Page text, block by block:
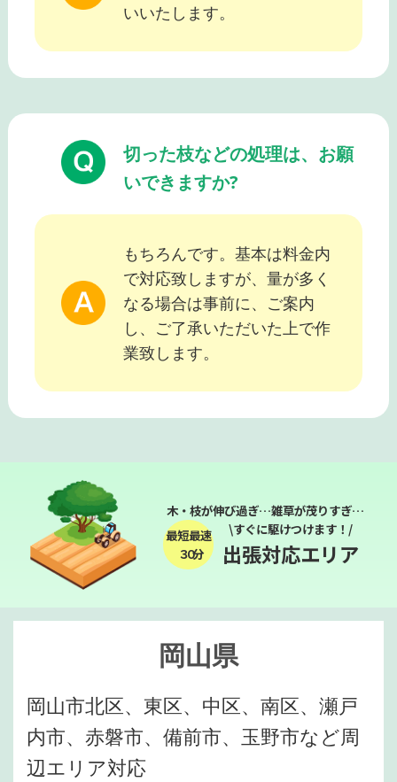
いいたします。
切った枝などの処理は、お願
いできますか?
もちろんです。基本は料金内
で対応致しますが、量が多く
なる場合は事前に、ご案内
し、ご了承いただいた上で作
業致します。
木・枝が伸び過ぎ…雑草が茂りすぎ…
最短最速
３０分
\すぐに駆けつけます！/
出張対応エリア
岡山県
岡山市北区、東区、中区、南区、瀬戸
内市、赤磐市、備前市、玉野市など周
辺エリア対応